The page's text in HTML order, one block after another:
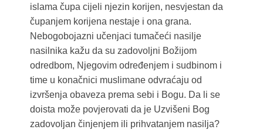
islama čupa cijeli njezin korijen, nesvjestan da
čupanjem korijena nestaje i ona grana.
Nebogobojazni učenjaci tumačeći nasilje
nasilnika kažu da su zadovoljni Božijom
odredbom, Njegovim određenjem i sudbinom i
time u konačnici muslimane odvraćaju od
izvršenja obaveza prema sebi i Bogu. Da li se
doista može povjerovati da je Uzvišeni Bog
zadovoljan činjenjem ili prihvatanjem nasilja?